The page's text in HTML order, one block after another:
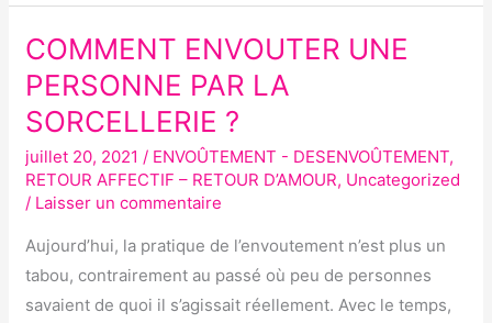
COMMENT ENVOUTER UNE
PERSONNE PAR LA
SORCELLERIE ?
juillet 20, 2021/ ENVOÛTEMENT - DESENVOÛTEMENT,
RETOUR AFFECTIF – RETOUR D’AMOUR, Uncategorized
/ Laisser un commentaire
Aujourd’hui, la pratique de l’envoutement n’est plus un
tabou, contrairement au passé où peu de personnes
savaient de quoi il s’agissait réellement. Avec le temps,
COMMENT
ENVOUTER
PERSONNE
PAR
LA
?